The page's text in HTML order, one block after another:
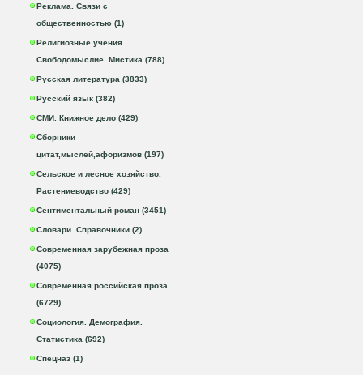
Реклама. Связи с
общественностью (1)
Религиозные учения.
Свободомыслие. Мистика (788)
Русская литература (3833)
Русский язык (382)
СМИ. Книжное дело (429)
Сборники
цитат,мыслей,афоризмов (197)
Сельское и лесное хозяйство.
Растениеводство (429)
Сентиментальный роман (3451)
Словари. Справочники (2)
Современная зарубежная проза
(4075)
Современная российская проза
(6729)
Социология. Демография.
Статистика (692)
Спецназ (1)